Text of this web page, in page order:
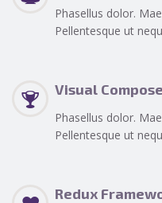
Phasellus dolor.
Pellentesque ut
Visual
Phasellus dolor.
Pellentesque ut
Redux